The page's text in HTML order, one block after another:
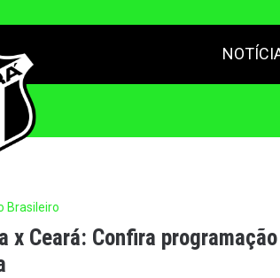
Brasileiro
x Ceará: Confira